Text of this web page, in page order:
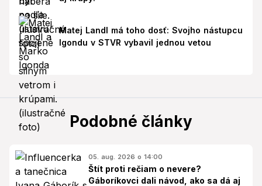
Matej Landl má toho dosť: Svojho nástupcu
Igondu v STVR vybavil jednou vetou
Podobné články
05. aug. 2026 o 14:00
Štít proti rečiam o nevere?
Gáboríkovci dali návod, ako sa dá aj